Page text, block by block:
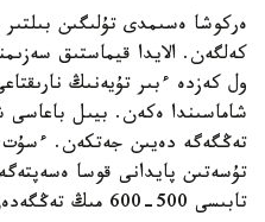
كەلگەن. الايدا قيماستىق
تەڭگەگە دەيىن جەتكەن.
تۇسەتىن پايدانى قوسا
تابىسى 500-600 مىڭ تەڭگەدەن اسادى.